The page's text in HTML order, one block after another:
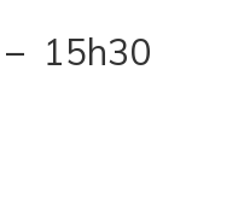
15h30